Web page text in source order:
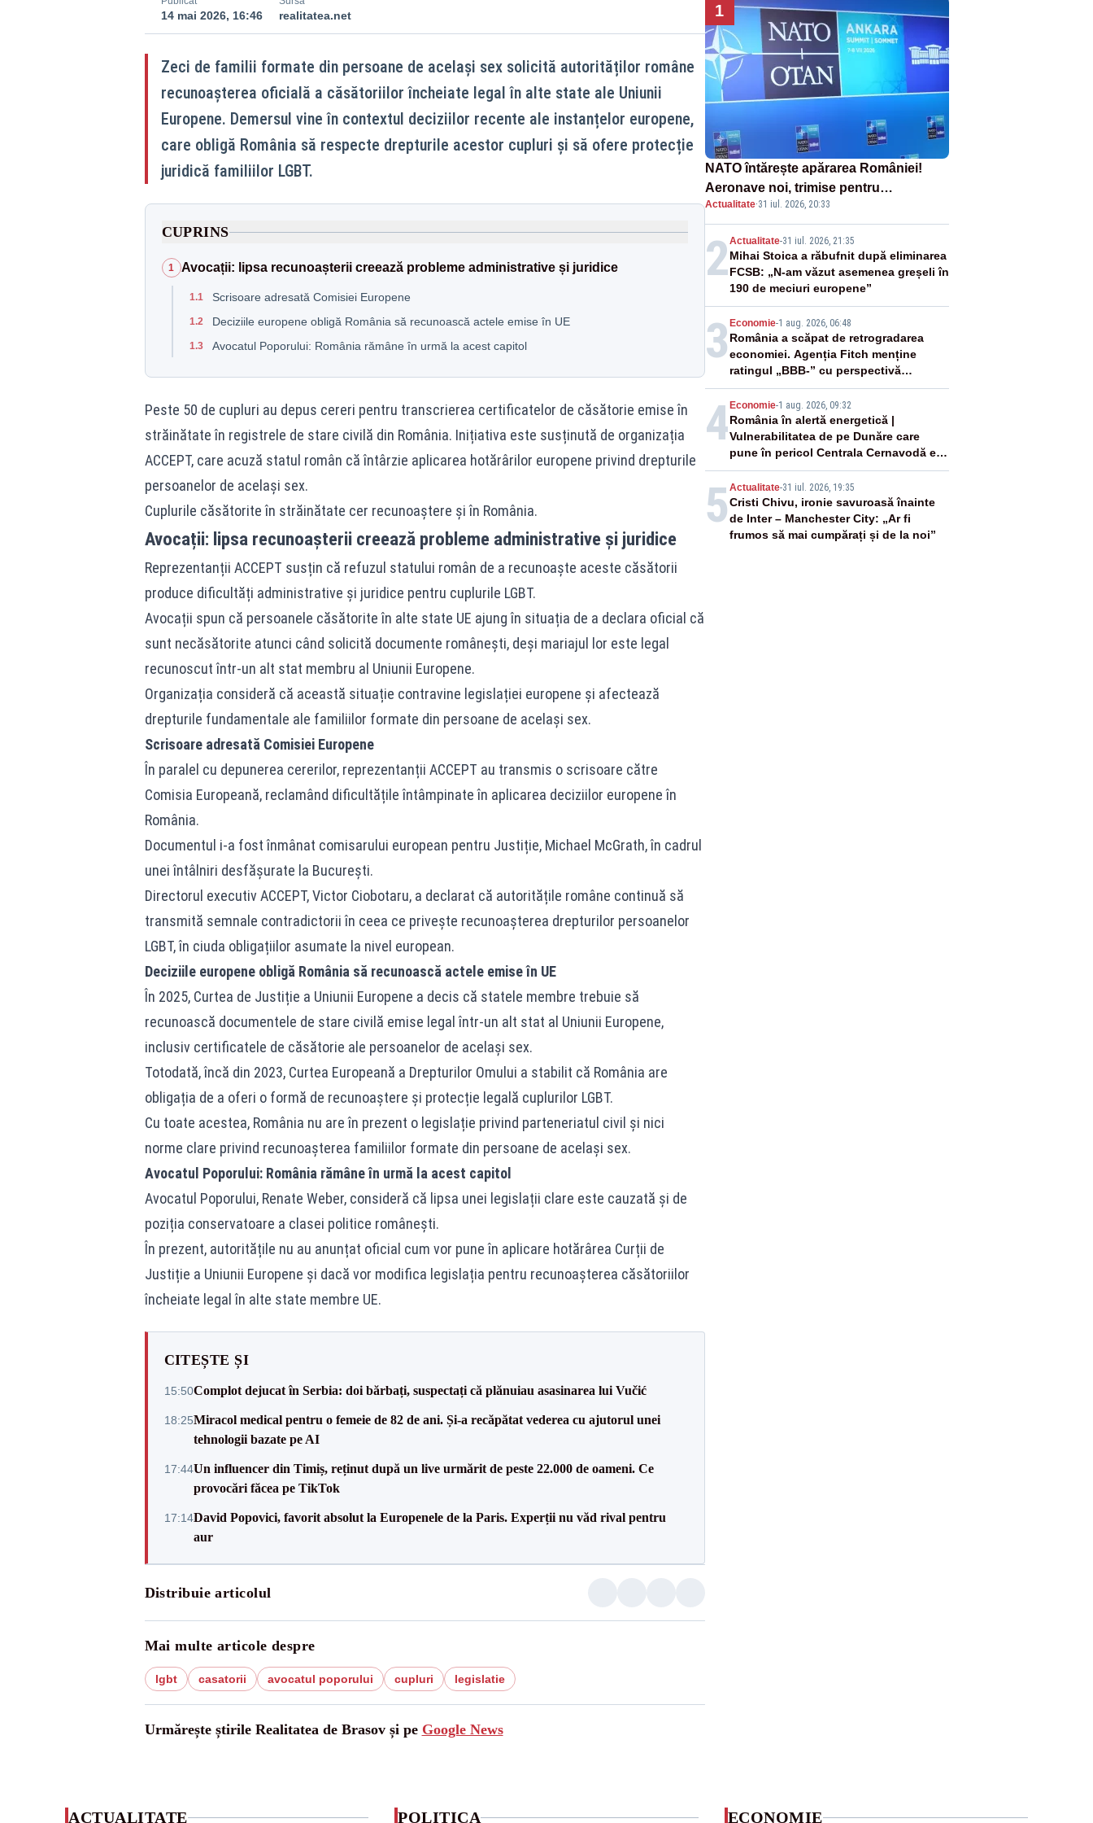
14 mai 2026, 16:46 realitatea.net
Zeci de familii formate din persoane de același sex solicită autorităților române
recunoașterea oficială a căsătoriilor încheiate legal în alte state ale Uniunii
Europene. Demersul vine în contextul deciziilor recente ale instanțelor europene,
care obligă România să respecte drepturile acestor cupluri și să ofere protecție
juridică familiilor LGBT.
CUPRINS
1 Avocații: lipsa recunoașterii creează probleme administrative și juridice
1.1 Scrisoare adresată Comisiei Europene
1.2 Deciziile europene obligă România să recunoască actele emise în UE
1.3 Avocatul Poporului: România rămâne în urmă la acest capitol
Peste 50 de cupluri au depus cereri pentru transcrierea certificatelor de căsătorie emise în
străinătate în registrele de stare civilă din România. Inițiativa este susținută de organizația
ACCEPT, care acuză statul român că întârzie aplicarea hotărârilor europene privind drepturile
persoanelor de același sex.
Cuplurile căsătorite în străinătate cer recunoaștere și în România.
Avocații: lipsa recunoașterii creează probleme administrative și juridice
Reprezentanții ACCEPT susțin că refuzul statului român de a recunoaște aceste căsătorii
produce dificultăți administrative și juridice pentru cuplurile LGBT.
Avocații spun că persoanele căsătorite în alte state UE ajung în situația de a declara oficial că
sunt necăsătorite atunci când solicită documente românești, deși mariajul lor este legal
recunoscut într-un alt stat membru al Uniunii Europene.
Organizația consideră că această situație contravine legislației europene și afectează
drepturile fundamentale ale familiilor formate din persoane de același sex.
Scrisoare adresată Comisiei Europene
În paralel cu depunerea cererilor, reprezentanții ACCEPT au transmis o scrisoare către
Comisia Europeană, reclamând dificultățile întâmpinate în aplicarea deciziilor europene în
România.
Documentul i-a fost înmânat comisarului european pentru Justiție, Michael McGrath, în cadrul
unei întâlniri desfășurate la București.
Directorul executiv ACCEPT, Victor Ciobotaru, a declarat că autoritățile române continuă să
transmită semnale contradictorii în ceea ce privește recunoașterea drepturilor persoanelor
LGBT, în ciuda obligațiilor asumate la nivel european.
Deciziile europene obligă România să recunoască actele emise în UE
În 2025, Curtea de Justiție a Uniunii Europene a decis că statele membre trebuie să
recunoască documentele de stare civilă emise legal într-un alt stat al Uniunii Europene,
inclusiv certificatele de căsătorie ale persoanelor de același sex.
Totodată, încă din 2023, Curtea Europeană a Drepturilor Omului a stabilit că România are
obligația de a oferi o formă de recunoaștere și protecție legală cuplurilor LGBT.
Cu toate acestea, România nu are în prezent o legislație privind parteneriatul civil și nici
norme clare privind recunoașterea familiilor formate din persoane de același sex.
Avocatul Poporului: România rămâne în urmă la acest capitol
Avocatul Poporului, Renate Weber, consideră că lipsa unei legislații clare este cauzată și de
poziția conservatoare a clasei politice românești.
În prezent, autoritățile nu au anunțat oficial cum vor pune în aplicare hotărârea Curții de
Justiție a Uniunii Europene și dacă vor modifica legislația pentru recunoașterea căsătoriilor
încheiate legal în alte state membre UE.
CITEȘTE ȘI
15:50Complot dejucat în Serbia: doi bărbați, suspectați că plănuiau asasinarea lui Vučić
18:25Miracol medical pentru o femeie de 82 de ani. Și-a recăpătat vederea cu ajutorul unei
tehnologii bazate pe AI
17:44Un influencer din Timiș, reținut după un live urmărit de peste 22.000 de oameni. Ce
provocări făcea pe TikTok
17:14David Popovici, favorit absolut la Europenele de la Paris. Experții nu văd rival pentru
aur
Distribuie articolul
Mai multe articole despre
lgbt casatorii avocatul poporului cupluri legislatie
Urmărește știrile Realitatea de Brasov și pe Google News
1
NATO întărește apărarea României!
Aeronave noi, trimise pentru
interceptarea și distrugerea dronelor
Actualitate·31 iul. 2026, 20:33
2Actualitate-31 iul. 2026, 21:35
Mihai Stoica a răbufnit după eliminarea
FCSB: „N-am văzut asemenea greșeli în
190 de meciuri europene”
3 Economie-1 aug. 2026, 06:48
România a scăpat de retrogradarea
economiei. Agenția Fitch menține
ratingul „BBB-” cu perspectivă
negativă
4 Economie-1 aug. 2026, 09:32
România în alertă energetică |
Vulnerabilitatea de pe Dunăre care
pune în pericol Centrala Cernavodă era
cunoscută de pe vremea lui Ceaușescu
5 Actualitate-31 iul. 2026, 19:35
Cristi Chivu, ironie savuroasă înainte
de Inter – Manchester City: „Ar fi
frumos să mai cumpărați și de la noi”
ACTUALITATE POLITICA ECONOMIE